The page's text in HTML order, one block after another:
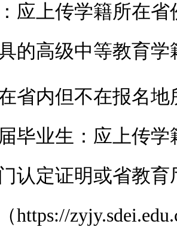
应上传学籍所在
的高级中等教育学
省内但不在报名
毕业生：应上传
认定证明或省教
https://